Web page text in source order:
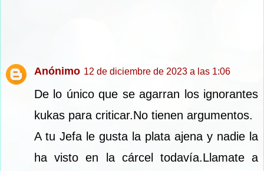
Anónimo 12 de diciembre de 2023 a las 1:06
De lo único que se agarran los ignorantes
kukas para criticar.No tienen argumentos.
A tu Jefa le gusta la plata ajena y nadie la
ha visto en la cárcel todavía.Llamate a